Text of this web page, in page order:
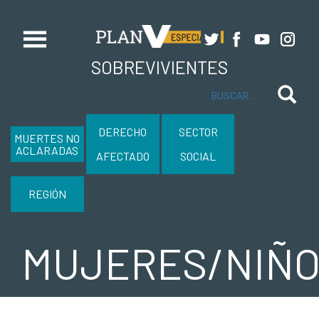
SOBREVIVIENTES
MUERTES NO
ACLARADAS
DERECHO
AFECTADO
SECTOR
SOCIAL
REGIÓN
MUJERES/